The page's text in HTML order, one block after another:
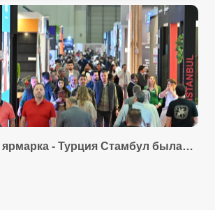
- Турция Стамбул была
строительного сектора в 2025